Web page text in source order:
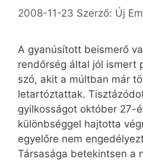
2008-11-23 Szerző: Új
A gyanúsított beismerő
rendőrség által jól ismert
szó, akit a múltban már
letartóztattak.
gyilkosságot október 27-
különbséggel hajtotta
egyelőre nem
Társasága betekintsen a